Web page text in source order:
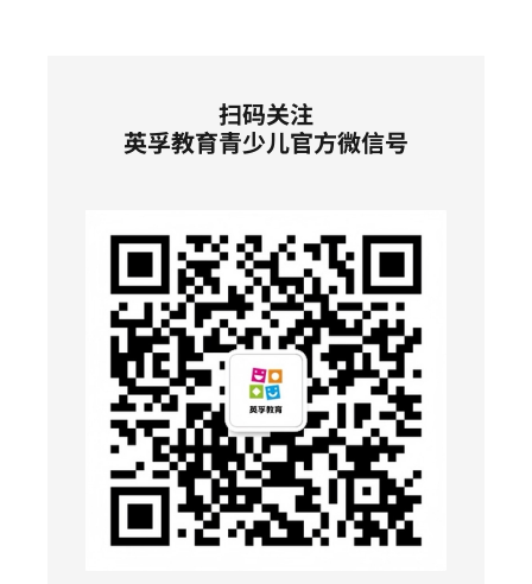
扫码关注
英孚教育青少儿官方微信号